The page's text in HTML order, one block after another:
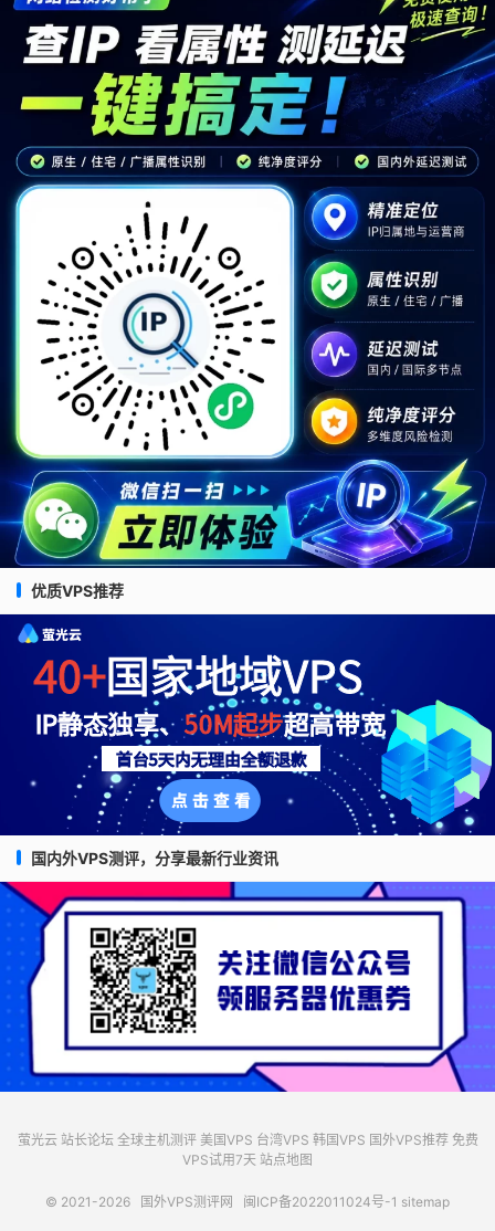
优质VPS推荐
国内外VPS测评，分享最新行业资讯
萤光云 站长论坛 全球主机测评 美国VPS 台湾VPS 韩国VPS 国外VPS推荐 免费
VPS试用7天 站点地图
© 2021-2026 国外VPS测评网 闽ICP备2022011024号-1 sitemap